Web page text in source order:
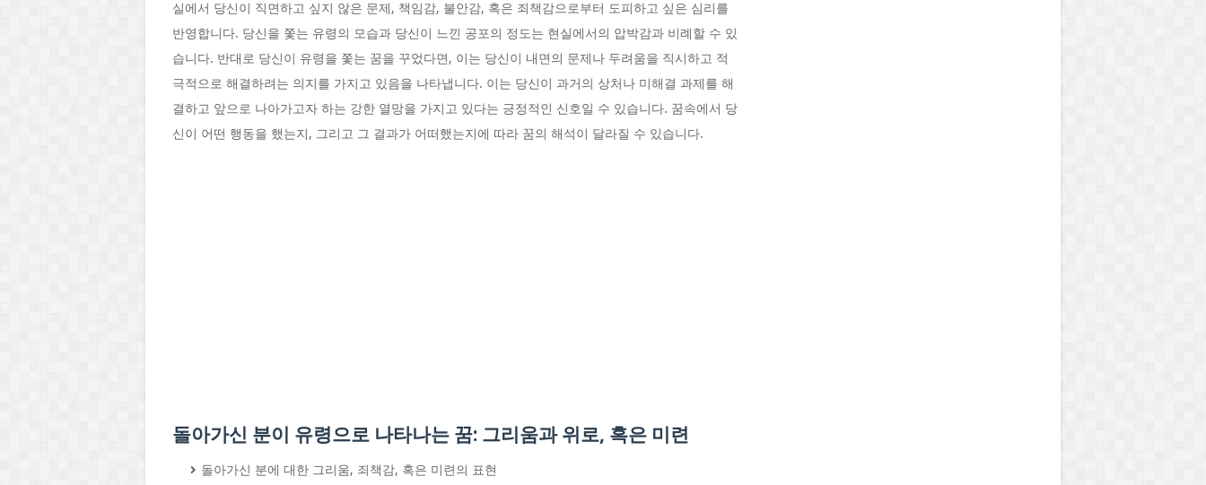
실에서 당신이 직면하고 싶지 않은 문제, 책임감, 불안감, 혹은 죄책감으로부터 도피하고 싶은 심리를
반영합니다. 당신을 쫓는 유령의 모습과 당신이 느낀 공포의 정도는 현실에서의 압박감과 비례할 수 있
습니다. 반대로 당신이 유령을 쫓는 꿈을 꾸었다면, 이는 당신이 내면의 문제나 두려움을 직시하고 적
극적으로 해결하려는 의지를 가지고 있음을 나타냅니다. 이는 당신이 과거의 상처나 미해결 과제를 해
결하고 앞으로 나아가고자 하는 강한 열망을 가지고 있다는 긍정적인 신호일 수 있습니다. 꿈속에서 당
신이 어떤 행동을 했는지, 그리고 그 결과가 어떠했는지에 따라 꿈의 해석이 달라질 수 있습니다.
돌아가신 분이 유령으로 나타나는 꿈: 그리움과 위로, 혹은 미련
돌아가신 분에 대한 그리움, 죄책감, 혹은 미련의 표현